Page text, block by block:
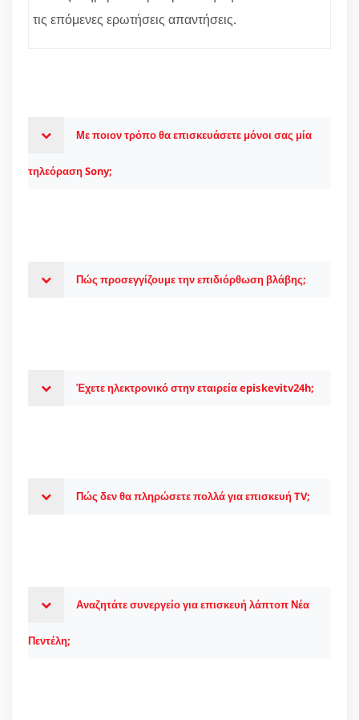
τις επόμενες ερωτήσεις απαντήσεις.
Με ποιον τρόπο θα επισκευάσετε μόνοι σας μία
τηλεόραση Sony;
Πώς προσεγγίζουμε την επιδιόρθωση βλάβης;
Έχετε ηλεκτρονικό στην εταιρεία episkevitv24h;
Πώς δεν θα πληρώσετε πολλά για επισκευή TV;
Αναζητάτε συνεργείο για επισκευή λάπτοπ Νέα
Πεντέλη;